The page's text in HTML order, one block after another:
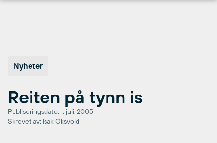
Nyheter
Reiten på tynn is
Publiseringsdato: 1. juli, 2005
Skrevet av: Isak Oksvold